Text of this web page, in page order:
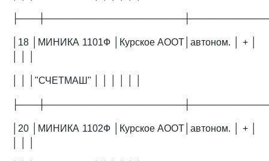
│18 │МИНИКА 1101Ф │Курское АООТ│автоном. │ + │
│ │ │"СЧЕТМАШ" │ │ │ │ │ │
│20 │МИНИКА 1102Ф │Курское АООТ│автоном. │ + │